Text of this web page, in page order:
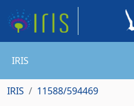
IRIS
IRIS 11588/594469